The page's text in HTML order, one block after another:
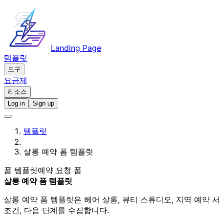
Landing Page
템플릿
도구
요금제
리소스
Log in
Sign up
템플릿
살롱 예약 폼 템플릿
폼 템플릿예약 요청 폼
살롱 예약 폼 템플릿
살롱 예약 폼 템플릿은 헤어 살롱, 뷰티 스튜디오, 지역 예약
조건, 다음 단계를 수집합니다.